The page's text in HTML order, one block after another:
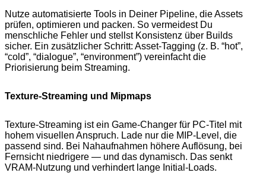
Nutze automatisierte Tools in Deiner Pipeline, die Assets
prüfen, optimieren und packen. So vermeidest Du
menschliche Fehler und stellst Konsistenz über Builds
sicher. Ein zusätzlicher Schritt: Asset-Tagging (z. B. “hot”,
“cold”, “dialogue”, “environment”) vereinfacht die
Priorisierung beim Streaming.
Texture-Streaming und Mipmaps
Texture-Streaming ist ein Game-Changer für PC-Titel mit
hohem visuellen Anspruch. Lade nur die MIP-Level, die
passend sind. Bei Nahaufnahmen höhere Auflösung, bei
Fernsicht niedrigere — und das dynamisch. Das senkt
VRAM-Nutzung und verhindert lange Initial-Loads.